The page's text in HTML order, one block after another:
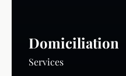
Domiciliation
Services